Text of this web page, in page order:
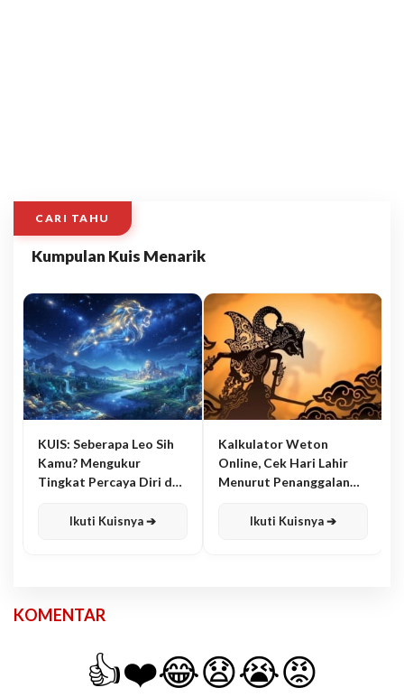
CARI TAHU
Kumpulan Kuis Menarik
KUIS: Seberapa Leo Sih
Kamu? Mengukur
Tingkat Percaya Diri dan
Ikuti Kuisnya ➔
Kalkulator Weton
Online, Cek Hari Lahir
Menurut Penanggalan
Ikuti Kuisnya ➔
KOMENTAR
👍❤️😂😧😭😡